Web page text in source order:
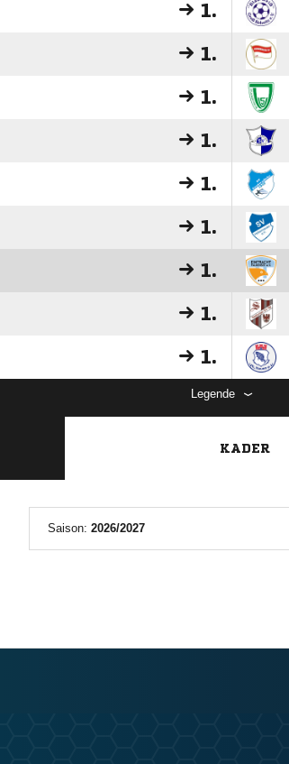
1.
1.
1.
1.
1.
1.
1.
1.
1.
Legende
KADER
Saison: 2026/2027